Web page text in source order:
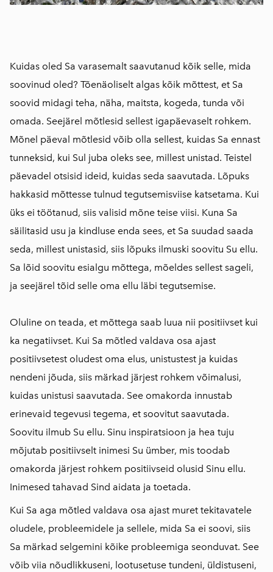
Kuidas oled Sa varasemalt saavutanud kõik selle, mida
soovinud oled? Tõenäoliselt algas kõik mõttest, et Sa
soovid midagi teha, näha, maitsta, kogeda, tunda või
omada. Seejärel mõtlesid sellest igapäevaselt rohkem.
Mõnel päeval mõtlesid võib olla sellest, kuidas Sa ennast
tunneksid, kui Sul juba oleks see, millest unistad. Teistel
päevadel otsisid ideid, kuidas seda saavutada. Lõpuks
hakkasid mõttesse tulnud tegutsemisviise katsetama. Kui
üks ei töötanud, siis valisid mõne teise viisi. Kuna Sa
säilitasid usu ja kindluse enda sees, et Sa suudad saada
seda, millest unistasid, siis lõpuks ilmuski soovitu Su ellu.
Sa lõid soovitu esialgu mõttega, mõeldes sellest sageli,
ja seejärel tõid selle oma ellu läbi tegutsemise.
Oluline on teada, et mõttega saab luua nii positiivset kui
ka negatiivset. Kui Sa mõtled valdava osa ajast
positiivsetest oludest oma elus, unistustest ja kuidas
nendeni jõuda, siis märkad järjest rohkem võimalusi,
kuidas unistusi saavutada. See omakorda innustab
erinevaid tegevusi tegema, et soovitut saavutada.
Soovitu ilmub Su ellu. Sinu inspiratsioon ja hea tuju
mõjutab positiivselt inimesi Su ümber, mis toodab
omakorda järjest rohkem positiivseid olusid Sinu ellu.
Inimesed tahavad Sind aidata ja toetada.
Kui Sa aga mõtled valdava osa ajast muret tekitavatele
oludele, probleemidele ja sellele, mida Sa ei soovi, siis
Sa märkad selgemini kõike probleemiga seonduvat. See
võib viia nõudlikkuseni, lootusetuse tundeni, üldistuseni,